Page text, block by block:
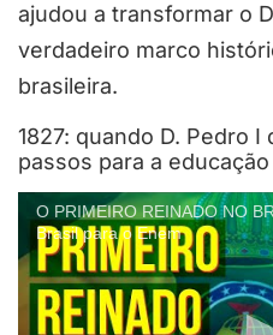
ajudou a transformar o
verdadeiro marco
brasileira.
1827: quando D. Pedro
passos para a
O PRIMEIRO REINADO NO
Brasil para o Enem